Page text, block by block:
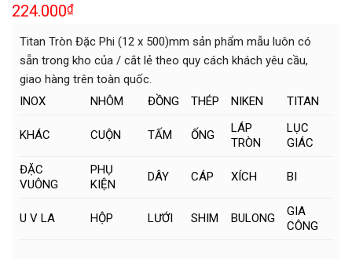
224.000₫
Titan Tròn Đặc Phi (12 x 500)mm sản phẩm mẫu luôn có
sẵn trong kho của / cắt lẻ theo quy cách khách yêu cầu,
giao hàng trên toàn quốc.
INOX
NHÔM ĐỒNG THÉP NIKEN TITAN
KHÁC CUỘN TẤM ỐNG
LÁP
TRÒN
LỤC
GIÁC
ĐẶC
VUÔNG
PHỤ
KIỆN
DÂY CÁP XÍCH BI
U V LA HỘP LƯỚI SHIM BULONG
GIA
CÔNG